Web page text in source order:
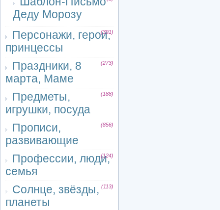
Деду Морозу
Персонажи, герои,
принцессы
(391)
Праздники, 8
марта, Маме
(273)
Предметы,
игрушки, посуда
(188)
Прописи,
развивающие
(856)
Профессии, люди,
семья
(124)
Солнце, звёзды,
планеты
(113)